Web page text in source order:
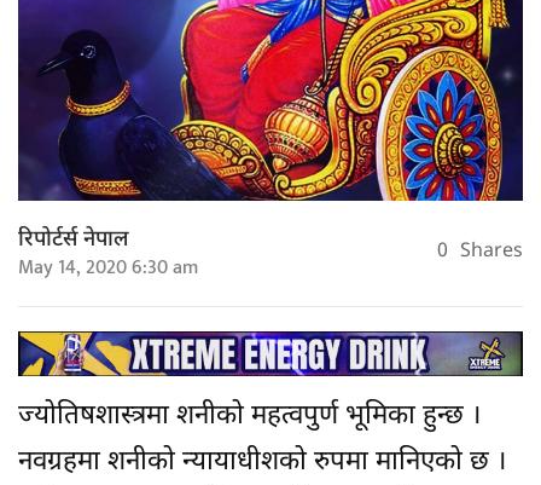
रिपोर्टर्स नेपाल
May 14, 2020 6:30 am 0 Shares
ज्योतिषशास्त्रमा शनीको महत्वपुर्ण भूमिका हुन्छ ।
नवग्रहमा शनीको न्यायाधीशको रुपमा मानिएको छ ।